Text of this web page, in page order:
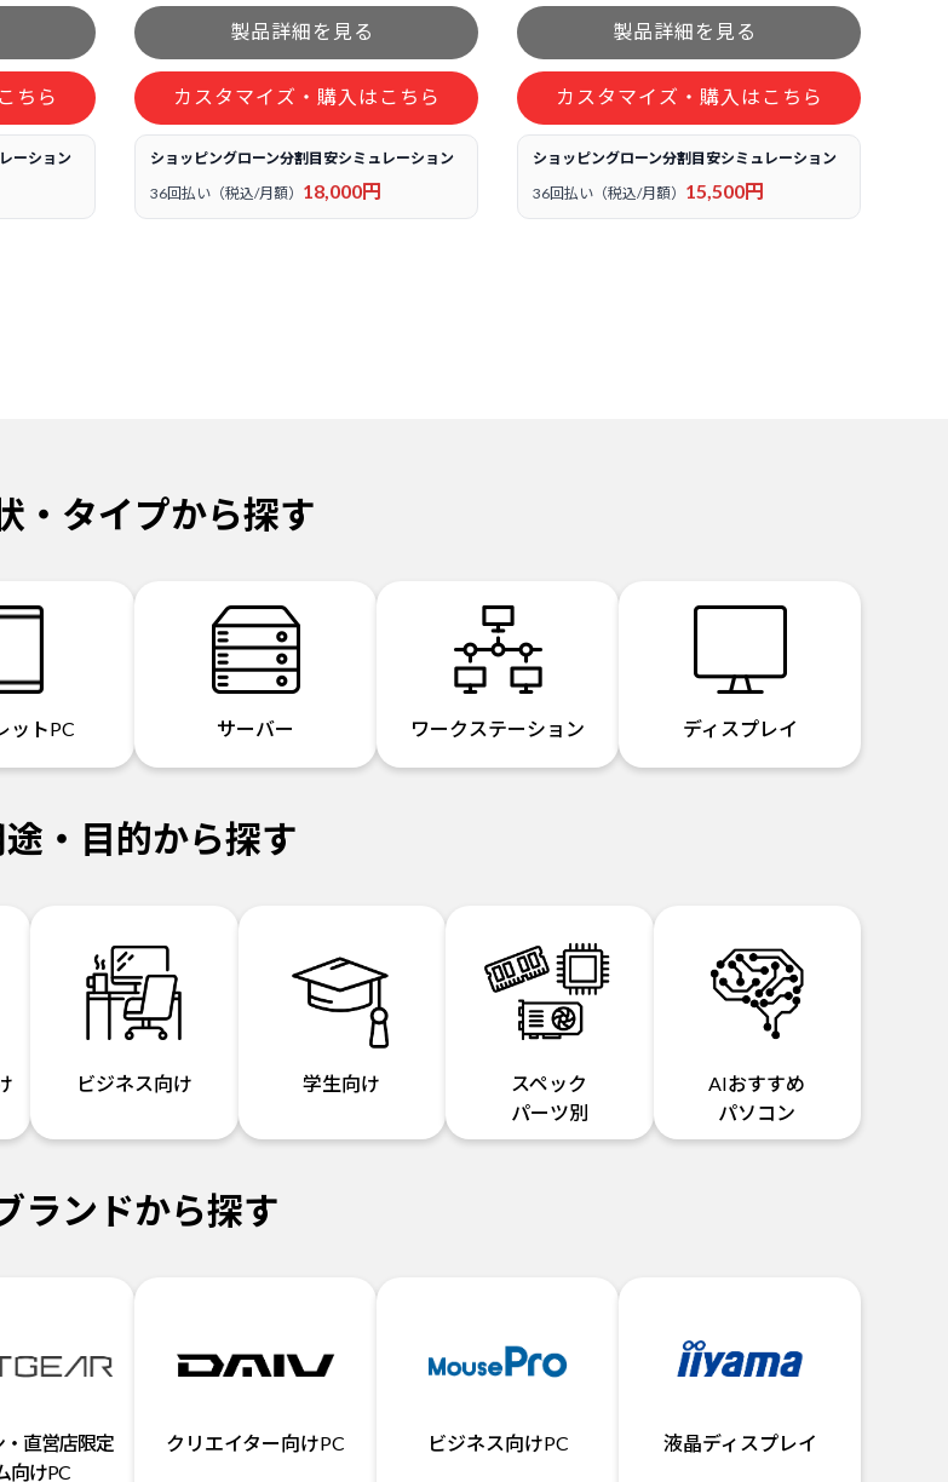
ちら
ーション
カスタマイズ・購入はこちら
ショッピングローン分割目安シミュレーション
36回払い（税込/月額） 18,000円
カスタマイズ・購入はこちら
ショッピングローン分割目安シミュレーション
36回払い（税込/月額） 15,500円
・タイプから探す
ットPC サーバー ワークステーション ディスプレイ
途・目的から探す
ビジネス向け 学生向け
スペック
パーツ別
AIおすすめ
パソコン
ランドから探す
直営店限定
向けPC
クリエイター向けPC ビジネス向けPC 液晶ディスプレイ